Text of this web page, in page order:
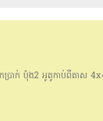
ាក់ ប៉ុង2 អូតូកាប់ពីតាស 4x4